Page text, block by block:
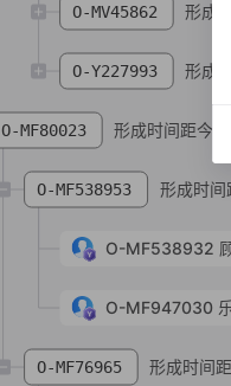
O-MF80023 形成时间距今
O-MF538953 形成时
O-MF76965 形成时间
O-MV45862 形成
O-Y227993 形成
O-MF538932
O-MF947030